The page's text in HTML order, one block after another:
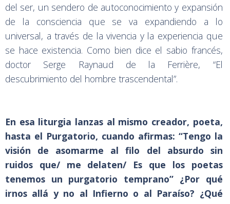
del ser, un sendero de autoconocimiento y expansión
de la consciencia que se va expandiendo a lo
universal, a través de la vivencia y la experiencia que
se hace existencia. Como bien dice el sabio francés,
doctor Serge Raynaud de la Ferrière, “El
descubrimiento del hombre trascendental”.
En esa liturgia lanzas al mismo creador, poeta,
hasta el Purgatorio, cuando afirmas: “Tengo la
visión de asomarme al filo del absurdo sin
ruidos que/ me delaten/ Es que los poetas
tenemos un purgatorio temprano” ¿Por qué
irnos allá y no al Infierno o al Paraíso? ¿Qué